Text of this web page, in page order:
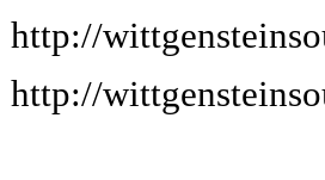
http://
http://